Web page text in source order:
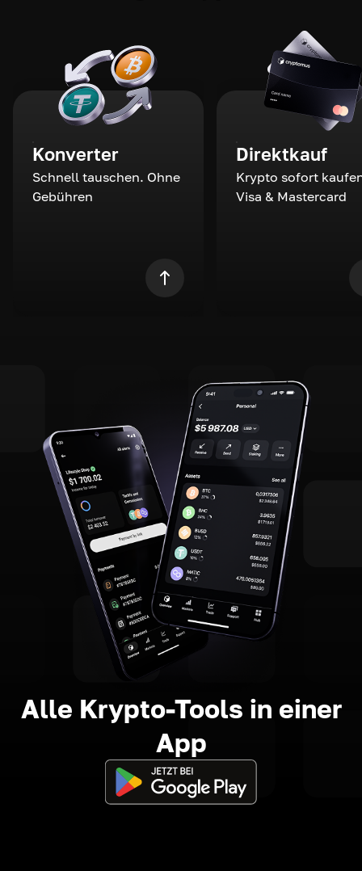
Konverter
Schnell tauschen. Ohne
Gebühren
Direktkauf
Krypto sofort
Visa & Mastercard
Alle Krypto-Tools in einer
App